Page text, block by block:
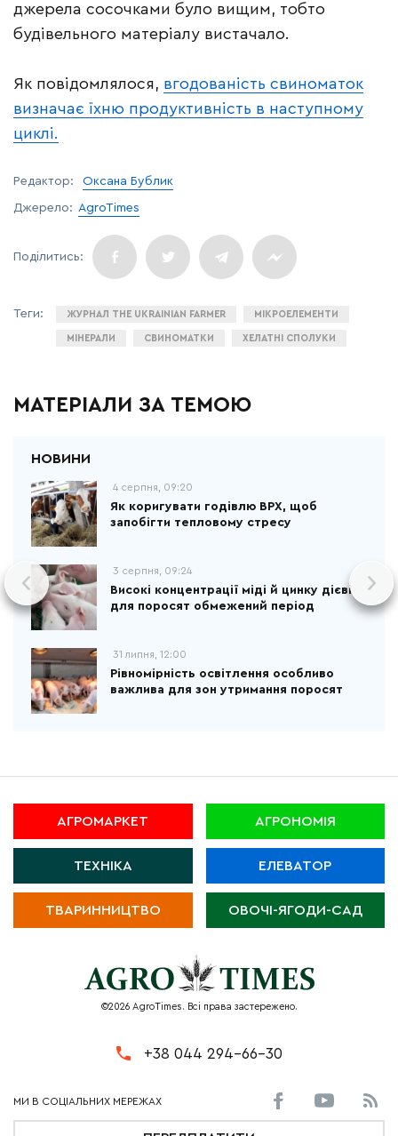
джерела сосочками було вищим, тобто
будівельного матеріалу вистачало.
Як повідомлялося, вгодованість свиноматок
визначає їхню продуктивність в наступному
циклі.
Редактор: Оксана Бублик
Джерело: AgroTimes
ЖУРНАЛ THE UKRAINIAN FARMER МІКРОЕЛЕМЕНТИ
МІНЕРАЛИ СВИНОМАТКИ ХЕЛАТНІ СПОЛУКИ
МАТЕРІАЛИ ЗА ТЕМОЮ
4 серпня, 09:20
Як коригувати годівлю ВРХ, щоб
запобігти тепловому стресу
3 серпня, 09:24
Високі концентрації міді й цинку дієві
для поросят обмежений період
31 липня, 12:00
Рівномірність освітлення особливо
важлива для зон утримання поросят
АГРОМАРКЕТ АГРОНОМІЯ
ТЕХНІКА ЕЛЕВАТОР
ТВАРИННИЦТВО ОВОЧІ-ЯГОДИ-САД
©2026 AgroTimes. Всі права застережено.
+38 044 294-66-30